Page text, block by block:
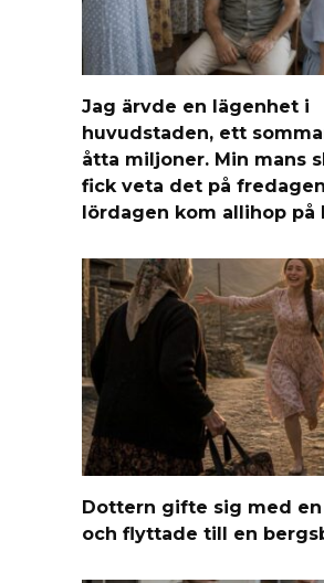
Jag ärvde en lägenhet i
huvudstaden, ett
åtta miljoner. Min mans
fick veta det på
lördagen kom allihop på
Dottern gifte sig med
och flyttade till en